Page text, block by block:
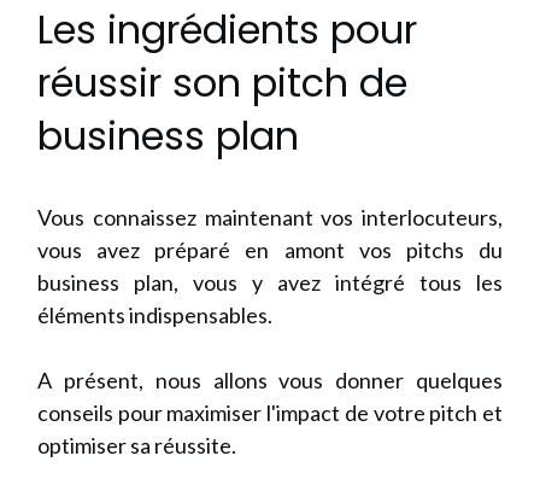
Les ingrédients pour
réussir son pitch de
business plan
Vous connaissez maintenant vos interlocuteurs,
vous avez préparé en amont vos pitchs du
business plan, vous y avez intégré tous les
éléments indispensables.
A présent, nous allons vous donner quelques
conseils pour maximiser l'impact de votre pitch et
optimiser sa réussite.